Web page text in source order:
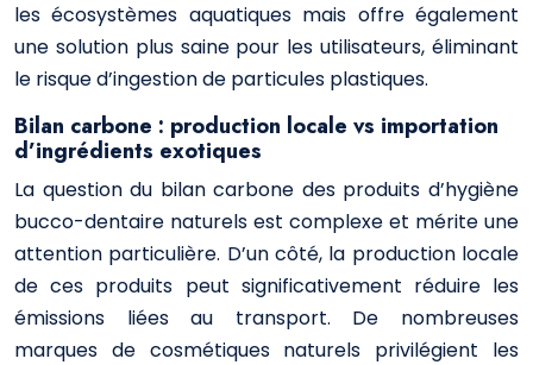
les écosystèmes aquatiques mais offre également
une solution plus saine pour les utilisateurs, éliminant
le risque d’ingestion de particules plastiques.
Bilan carbone : production locale vs importation
d’ingrédients exotiques
La question du bilan carbone des produits d’hygiène
bucco-dentaire naturels est complexe et mérite une
attention particulière. D’un côté, la production locale
de ces produits peut significativement réduire les
émissions liées au transport. De nombreuses
marques de cosmétiques naturels privilégient les